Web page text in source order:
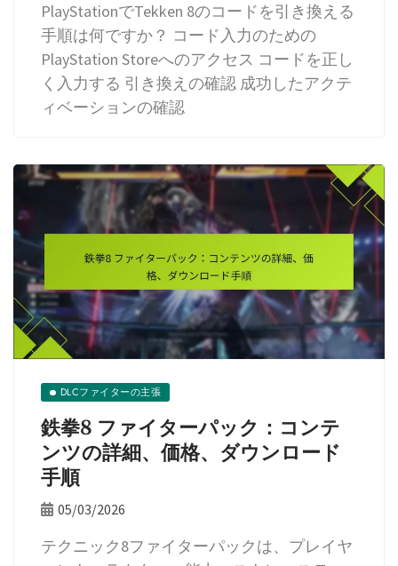
PlayStationでTekken 8のコードを引き換える
手順は何ですか？ コード入力のための
PlayStation Storeへのアクセス コードを正し
く入力する 引き換えの確認 成功したアクテ
ィベーションの確認
DLCファイターの主張
鉄拳8 ファイターパック：コンテ
ンツの詳細、価格、ダウンロード
手順
05/03/2026
テクニック8ファイターパックは、プレイヤ